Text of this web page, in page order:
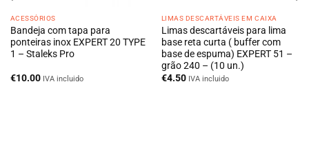
ACESSÓRIOS
Bandeja com tapa para
ponteiras inox EXPERT 20 TYPE
1 – Staleks Pro
€10.00 IVA incluido
LIMAS DESCARTÁVEIS EM CAIXA
Limas descartáveis para lima
base reta curta ( buffer com
base de espuma) EXPERT 51 –
grão 240 – (10 un.)
€4.50 IVA incluido